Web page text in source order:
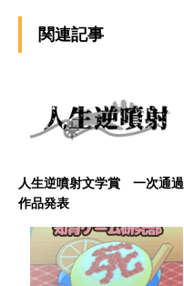
関連記事
人生逆噴射文学賞 一次通過
作品発表